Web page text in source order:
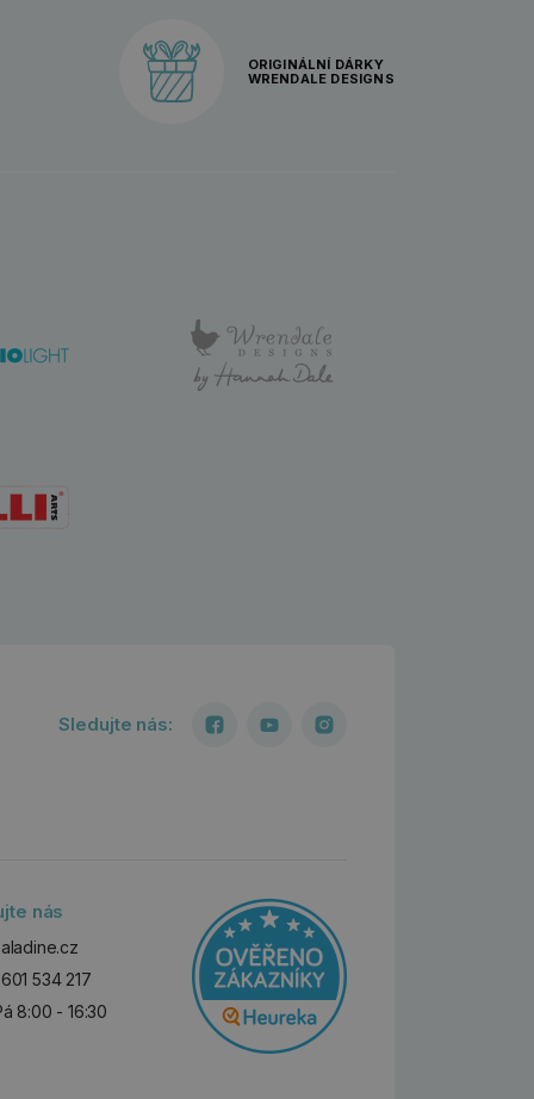
ORIGINÁLNÍ DÁRKY
WRENDALE DESIGNS
Sledujte nás:
nás
534 217
8:00 - 16:30